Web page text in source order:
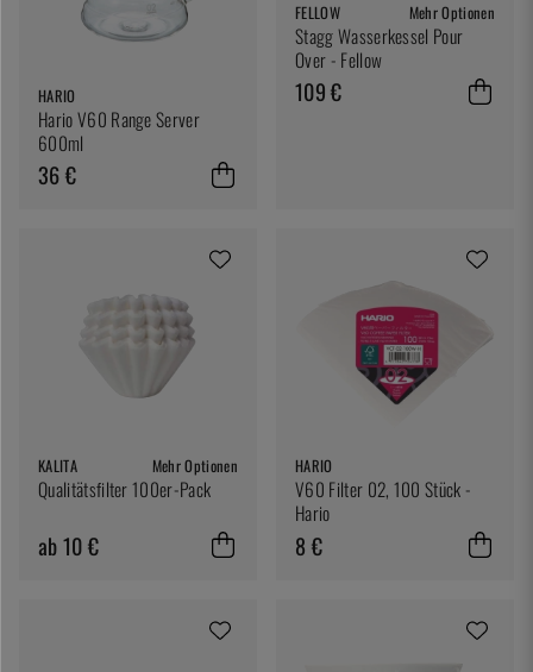
HARIO
Hario V60 Range Server
600ml
36 €
FELLOW Mehr Optionen
Stagg Wasserkessel Pour
Over - Fellow
109 €
KALITA Mehr Optionen
Qualitätsfilter 100er-Pack
ab 10 €
HARIO
V60 Filter 02, 100 Stück -
Hario
8 €